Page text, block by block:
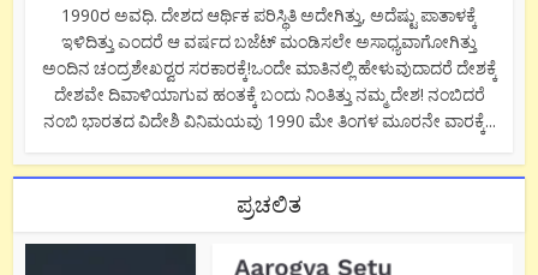
1990ರ ಅವಧಿ. ದೇಶದ ಆರ್ಥಿಕ ಪರಿಸ್ಥಿತಿ ಅದೇಗಿತ್ತು, ಅದೆಷ್ಟು ಪಾತಾಳಕ್ಕೆ
ಇಳಿದಿತ್ತು ಎಂದರೆ ಆ ವರ್ಷದ ಬಜೆಟ್ ಮಂಡಿಸಲೇ ಅಸಾಧ್ಯವಾಗೋಗಿತ್ತು
ಅಂದಿನ ಚಂದ್ರಶೇಖರ್‍ವರ ಸರಕಾರಕ್ಕೆ!ಒಂದೇ ಮಾತಿನಲ್ಲಿ ಹೇಳುವುದಾದರೆ ದೇಶಕ್ಕೆ
ದೇಶವೇ ದಿವಾಳಿಯಾಗುವ ಹಂತಕ್ಕೆ ಬಂದು ನಿಂತಿತ್ತು ನಮ್ಮ ದೇಶ! ನಂಬಿದರೆ
ನಂಬಿ ಭಾರತದ ವಿದೇಶಿ ವಿನಿಮಯವು 1990 ಮೇ ತಿಂಗಳ ಮೂರನೇ ವಾರಕ್ಕೆ...
ಪ್ರಚಲಿತ